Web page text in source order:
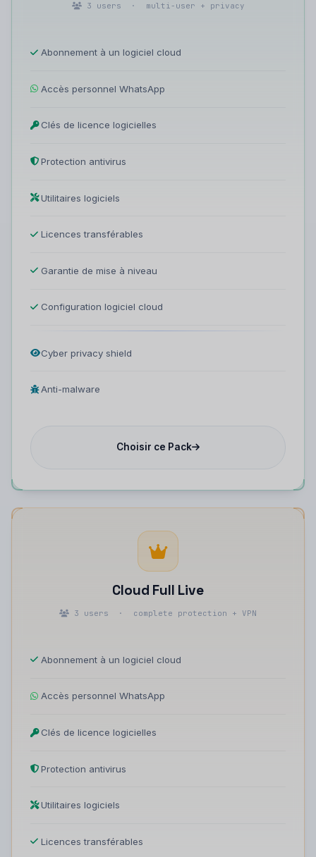
3 users · multi-user + privacy
Abonnement à un logiciel cloud
Accès personnel WhatsApp
Clés de licence logicielles
Protection antivirus
Utilitaires logiciels
Licences transférables
Garantie de mise à niveau
Configuration logiciel cloud
Cyber privacy shield
Anti-malware
Choisir ce Pack
Cloud Full Live
3 users · complete protection + VPN
Abonnement à un logiciel cloud
Accès personnel WhatsApp
Clés de licence logicielles
Protection antivirus
Utilitaires logiciels
Licences transférables